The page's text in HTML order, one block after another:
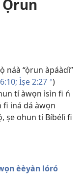
náà “ọ̀run àpáàdì”
Ìṣe 2:27 a)
tí àwọn ìsìn fi ń
fi iná dá àwọn
ṣe ohun tí Bíbélì fi
èèyàn lóró